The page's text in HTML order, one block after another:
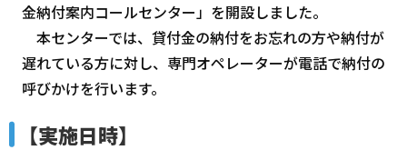
金納付案内コールセンター」を開設しました。
本センターでは、貸付金の納付をお忘れの方や納付が
遅れている方に対し、専門オペレーターが電話で納付の
呼びかけを行います。
【実施日時】